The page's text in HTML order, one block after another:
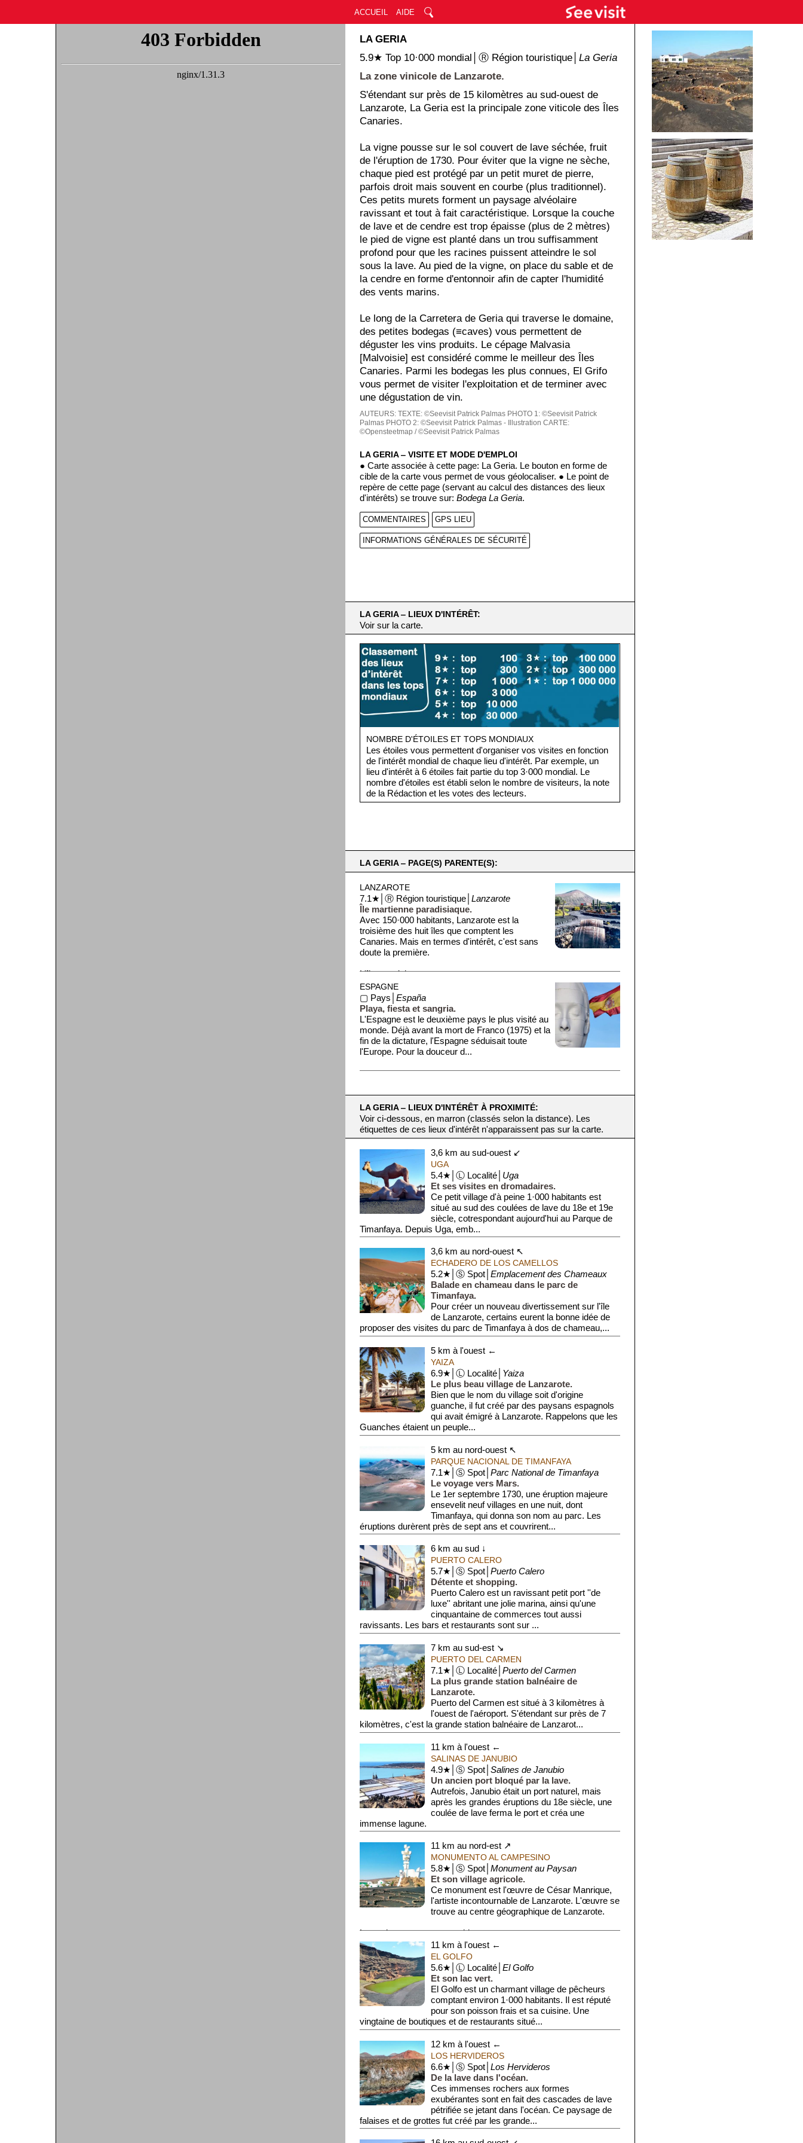
ACCUEIL AIDE
LA GERIA
5.9★ Top 10·000 mondial│Ⓡ Région touristique│La Geria
La zone vinicole de Lanzarote.
S'étendant sur près de 15 kilomètres au sud-ouest de
Lanzarote, La Geria est la principale zone viticole des Îles
Canaries.
La vigne pousse sur le sol couvert de lave séchée, fruit
de l'éruption de 1730. Pour éviter que la vigne ne sèche,
chaque pied est protégé par un petit muret de pierre,
parfois droit mais souvent en courbe (plus traditionnel).
Ces petits murets forment un paysage alvéolaire
ravissant et tout à fait caractéristique. Lorsque la couche
de lave et de cendre est trop épaisse (plus de 2 mètres)
le pied de vigne est planté dans un trou suffisamment
profond pour que les racines puissent atteindre le sol
sous la lave. Au pied de la vigne, on place du sable et de
la cendre en forme d'entonnoir afin de capter l'humidité
des vents marins.
Le long de la Carretera de Geria qui traverse le domaine,
des petites bodegas (≡caves) vous permettent de
déguster les vins produits. Le cépage Malvasia
[Malvoisie] est considéré comme le meilleur des Îles
Canaries. Parmi les bodegas les plus connues, El Grifo
vous permet de visiter l'exploitation et de terminer avec
une dégustation de vin.
AUTEURS:TEXTE: ©Seevisit Patrick Palmas PHOTO 1: ©Seevisit Patrick
Palmas PHOTO 2: ©Seevisit Patrick Palmas - Illustration CARTE:
©Opensteetmap / ©Seevisit Patrick Palmas
LA GERIA ‒ VISITE ET MODE D'EMPLOI
● Carte associée à cette page: La Geria. Le bouton en forme de
cible de la carte vous permet de vous géolocaliser. ● Le point de
repère de cette page (servant au calcul des distances des lieux
d'intérêts) se trouve sur:Bodega La Geria.
COMMENTAIRES GPS LIEU
INFORMATIONS GÉNÉRALES DE SÉCURITÉ
LA GERIA ‒ LIEUX D'INTÉRÊT:
Voir sur la carte.
NOMBRE D'ÉTOILES ET TOPS MONDIAUX
Les étoiles vous permettent d'organiser vos visites en fonction
de l'intérêt mondial de chaque lieu d'intérêt. Par exemple, un
lieu d'intérêt à 6 étoiles fait partie du top 3·000 mondial. Le
nombre d'étoiles est établi selon le nombre de visiteurs, la note
de la Rédaction et les votes des lecteurs.
LA GERIA ‒ PAGE(S) PARENTE(S):
LANZAROTE
7.1★│Ⓡ Région touristique│Lanzarote
Île martienne paradisiaque.
Avec 150·000 habitants, Lanzarote est la
troisième des huit îles que comptent les
Canaries. Mais en termes d'intérêt, c'est sans
doute la première.
L'île possède ...
ESPAGNE
▢ Pays│España
Playa, fiesta et sangria.
L'Espagne est le deuxième pays le plus visité au
monde. Déjà avant la mort de Franco (1975) et la
fin de la dictature, l'Espagne séduisait toute
l'Europe. Pour la douceur d...
LA GERIA ‒ LIEUX D'INTÉRÊT À PROXIMITÉ:
Voir ci-dessous, en marron (classés selon la distance). Les
étiquettes de ces lieux d'intérêt n'apparaissent pas sur la carte.
3,6 km au sud-ouest ↙
UGA
5.4★│Ⓛ Localité│ Uga
Et ses visites en dromadaires.
Ce petit village d'à peine 1·000 habitants est
situé au sud des coulées de lave du 18e et 19e
siècle, cotrespondant aujourd'hui au Parque de
Timanfaya. Depuis Uga, emb...
3,6 km au nord-ouest ↖
ECHADERO DE LOS CAMELLOS
5.2★│Ⓢ Spot│ Emplacement des Chameaux
Balade en chameau dans le parc de
Timanfaya.
Pour créer un nouveau divertissement sur l'île
de Lanzarote, certains eurent la bonne idée de
proposer des visites du parc de Timanfaya à dos de chameau,...
5 km à l'ouest ←
YAIZA
6.9★│Ⓛ Localité│ Yaiza
Le plus beau village de Lanzarote.
Bien que le nom du village soit d'origine
guanche, il fut créé par des paysans espagnols
qui avait émigré à Lanzarote. Rappelons que les
Guanches étaient un peuple...
5 km au nord-ouest ↖
PARQUE NACIONAL DE TIMANFAYA
7.1★│Ⓢ Spot│ Parc National de Timanfaya
Le voyage vers Mars.
Le 1er septembre 1730, une éruption majeure
ensevelit neuf villages en une nuit, dont
Timanfaya, qui donna son nom au parc. Les
éruptions durèrent près de sept ans et couvrirent...
6 km au sud ↓
PUERTO CALERO
5.7★│Ⓢ Spot│ Puerto Calero
Détente et shopping.
Puerto Calero est un ravissant petit port ''de
luxe'' abritant une jolie marina, ainsi qu'une
cinquantaine de commerces tout aussi
ravissants. Les bars et restaurants sont sur ...
7 km au sud-est ↘
PUERTO DEL CARMEN
7.1★│Ⓛ Localité│ Puerto del Carmen
La plus grande station balnéaire de
Lanzarote.
Puerto del Carmen est situé à 3 kilomètres à
l'ouest de l'aéroport. S'étendant sur près de 7
kilomètres, c'est la grande station balnéaire de Lanzarot...
11 km à l'ouest ←
SALINAS DE JANUBIO
4.9★│Ⓢ Spot│ Salines de Janubio
Un ancien port bloqué par la lave.
Autrefois, Janubio était un port naturel, mais
après les grandes éruptions du 18e siècle, une
coulée de lave ferma le port et créa une
immense lagune.
À ch...
11 km au nord-est ↗
MONUMENTO AL CAMPESINO
5.8★│Ⓢ Spot│ Monument au Paysan
Et son village agricole.
Ce monument est l'œuvre de César Manrique,
l'artiste incontournable de Lanzarote. L'œuvre se
trouve au centre géographique de Lanzarote.
La sculpture est un assemblag...
11 km à l'ouest ←
EL GOLFO
5.6★│Ⓛ Localité│ El Golfo
Et son lac vert.
El Golfo est un charmant village de pêcheurs
comptant environ 1·000 habitants. Il est réputé
pour son poisson frais et sa cuisine. Une
vingtaine de boutiques et de restaurants situé...
12 km à l'ouest ←
LOS HERVIDEROS
6.6★│Ⓢ Spot│ Los Hervideros
De la lave dans l'océan.
Ces immenses rochers aux formes
exubérantes sont en fait des cascades de lave
pétrifiée se jetant dans l'océan. Ce paysage de
falaises et de grottes fut créé par les grande...